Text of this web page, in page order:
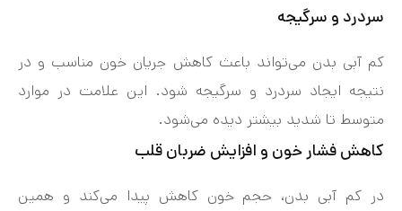
سردرد و سرگیجه
کم‌ آبی بدن می‌تواند باعث کاهش جریان خون مناسب و در
نتیجه ایجاد سردرد و سرگیجه شود. این علامت در موارد
متوسط تا شدید بیشتر دیده می‌شود.
کاهش فشار خون و افزایش ضربان قلب
در کم‌ آبی بدن، حجم خون کاهش پیدا می‌کند و همین